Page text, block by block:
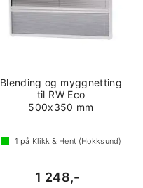
Blending og myggnetting
til RW Eco
500x350 mm
1 på Klikk & Hent (Hokksund)
1 248,-